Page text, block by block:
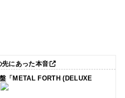
にあった本音
「METAL FORTH (DELUXE